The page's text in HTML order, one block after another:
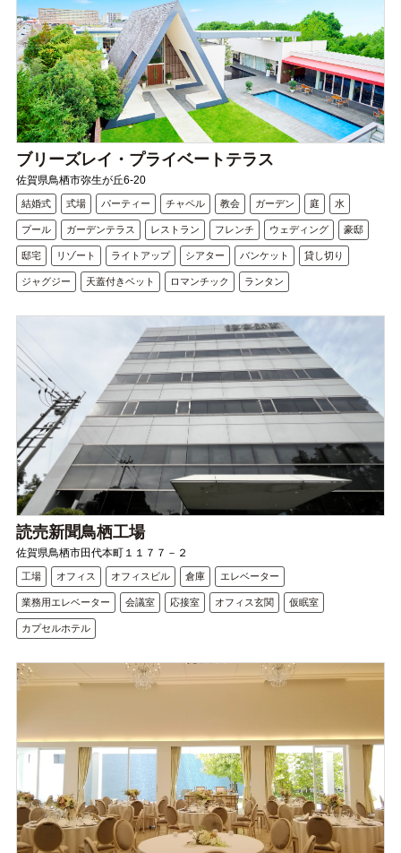
ブリーズレイ・プライベートテラス
佐賀県鳥栖市弥生が丘6-20
結婚式 式場 パーティー チャペル 教会 ガーデン 庭 水
プール ガーデンテラス レストラン フレンチ ウェディング 豪邸
邸宅 リゾート ライトアップ シアター バンケット 貸し切り
ジャグジー 天蓋付きベット ロマンチック ランタン
読売新聞鳥栖工場
佐賀県鳥栖市田代本町１１７７－２
工場 オフィス オフィスビル 倉庫 エレベーター
業務用エレベーター 会議室 応接室 オフィス玄関 仮眠室
カプセルホテル